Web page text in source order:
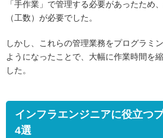
「手作業」で管理する必要があったため
（工数）が必要でした。
しかし、これらの管理業務をプログラミ
ようになったことで、大幅に作業時間を
した。
インフラエンジニアに役立つ
4選